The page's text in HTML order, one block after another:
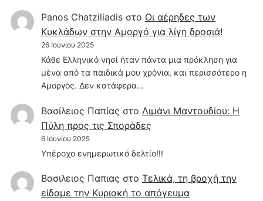
Panos Chatziliadisστο Οι αέρηδες των
Κυκλάδων στην Αμοργό για λίγη δροσιά!
26 Ιουνίου 2025
Κάθε Ελληνικό νησί ήταν πάντα μια πρόκληση για
μένα από τα παιδικά μου χρόνια, και περισσότερο η
Αμοργός. Δεν κατάφερα…
Βασίλειος Παπίας στο Λιμάνι Μαντουδίου: Η
Πύλη προς τις Σποράδες
6 Ιουνίου 2025
Υπέροχο ενημερωτικό δελτίο!!!
Βασιλειος Παπιας στο Τελικά, τη βροχή την
είδαμε την Κυριακή το απόγευμα